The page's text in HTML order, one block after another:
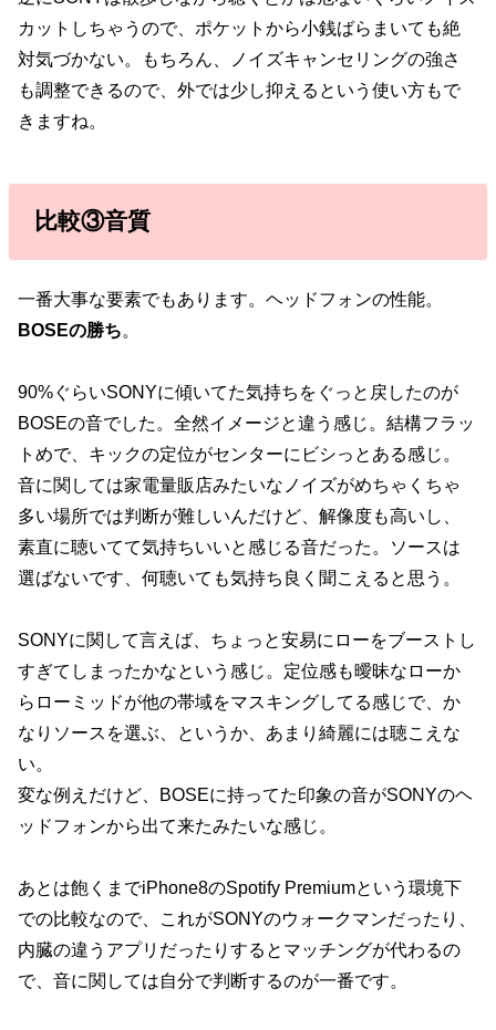
カットしちゃうので、ポケットから小銭ばらまいても絶
対気づかない。もちろん、ノイズキャンセリングの強さ
も調整できるので、外では少し抑えるという使い方もで
きますね。
比較③音質
一番大事な要素でもあります。ヘッドフォンの性能。
BOSEの勝ち
90%ぐらいSONYに傾いてた気持ちをぐっと戻したのが
BOSEの音でした。全然イメージと違う感じ。結構フラッ
トめで、キックの定位がセンターにビシっとある感じ。
音に関しては家電量販店みたいなノイズがめちゃくちゃ
多い場所では判断が難しいんだけど、解像度も高いし、
素直に聴いてて気持ちいいと感じる音だった。ソースは
選ばないです、何聴いても気持ち良く聞こえると思う。
SONYに関して言えば、ちょっと安易にローをブーストし
すぎてしまったかなという感じ。定位感も曖昧なローか
らローミッドが他の帯域をマスキングしてる感じで、か
なりソースを選ぶ、というか、あまり綺麗には聴こえな
い。
変な例えだけど、BOSEに持ってた印象の音がSONYのヘ
ッドフォンから出て来たみたいな感じ。
あとは飽くまでiPhone8のSpotify Premiumという環境下
での比較なので、これがSONYのウォークマンだったり、
内臓の違うアプリだったりするとマッチングが代わるの
で、音に関しては自分で判断するのが一番です。